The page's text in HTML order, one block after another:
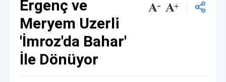
Ergenç ve
Meryem Uzerli
'İmroz'da Bahar'
İle Dönüyor